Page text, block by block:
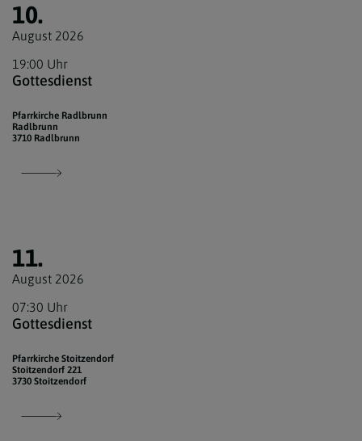
10.
August 2026
19:00 Uhr
Gottesdienst
Pfarrkirche Radlbrunn
Radlbrunn
3710 Radlbrunn
11.
August 2026
07:30 Uhr
Gottesdienst
Pfarrkirche Stoitzendorf
Stoitzendorf 221
3730 Stoitzendorf